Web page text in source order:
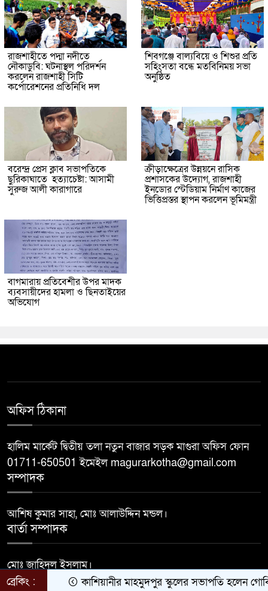
রাজশাহীতে পদ্মা নদীতে
নৌকাডুবি: ঘটনাস্থল পরিদর্শন
করলেন রাজশাহী সিটি
কর্পোরেশনের প্রতিনিধি দল
শিবগঞ্জে বাল্যবিয়ে ও শিশুর প্রতি
সহিংসতা বন্ধে মতবিনিময় সভা
অনুষ্ঠিত
বরেন্দ্র প্রেস ক্লাব সভাপতিকে
ছুরিকাঘাতে হত্যাচেষ্টা: আসামী
সুরুজ আলী কারাগারে
ক্রীড়াক্ষেত্রের উন্নয়নে রাসিক
প্রশাসকের উদ্যোগ, রাজশাহী
ইনডোর স্টেডিয়াম নির্মাণ কাজের
ভিত্তিপ্রস্তর স্থাপন করলেন ভূমিমন্ত্রী
বাগমারায় প্রতিবেশীর উপর মাদক
ব্যবসায়ীদের হামলা ও ছিনতাইয়ের
অভিযোগ
অফিস ঠিকানা
হালিম মার্কেট দ্বিতীয় তলা নতুন বাজার সড়ক মাগুরা অফিস ফোন
01711-650501 ইমেইল magurarkotha@gmail.com
সম্পাদক
আশিষ কুমার সাহা, মোঃ আলাউদ্দিন মন্ডল।
বার্তা সম্পাদক
মোঃ জাহিদুল ইসলাম।
Developed byBDiT
ব্রেকিং : কাশিয়ানীর মাহমুদপুর স্কুলের সভাপতি হলেন গোবিন্দ